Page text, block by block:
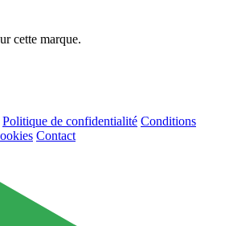
cette marque.
Politique de confidentialité Conditions
Contact